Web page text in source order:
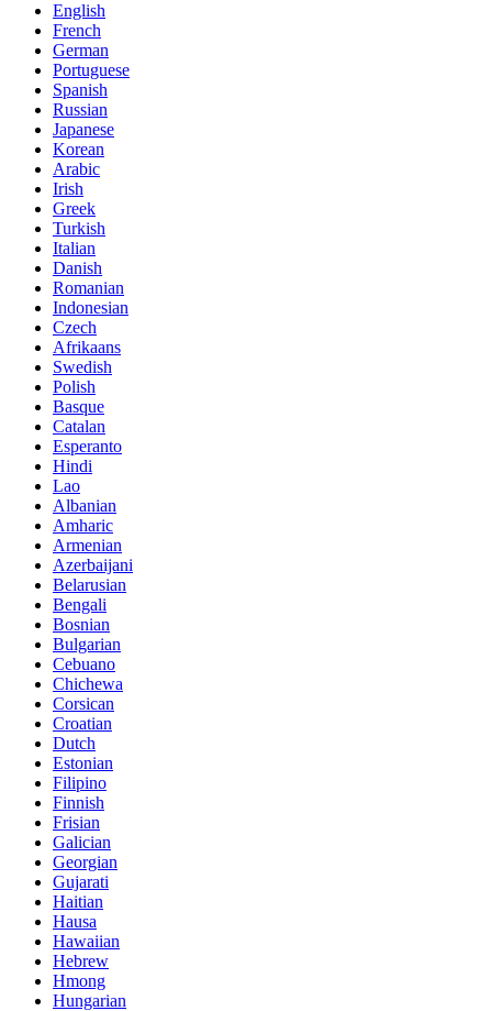
English
French
German
Portuguese
Spanish
Russian
Japanese
Korean
Arabic
Irish
Greek
Turkish
Italian
Danish
Romanian
Indonesian
Czech
Afrikaans
Swedish
Polish
Basque
Catalan
Esperanto
Hindi
Lao
Albanian
Amharic
Armenian
Azerbaijani
Belarusian
Bengali
Bosnian
Bulgarian
Cebuano
Chichewa
Corsican
Croatian
Dutch
Estonian
Filipino
Finnish
Frisian
Galician
Georgian
Gujarati
Haitian
Hausa
Hawaiian
Hebrew
Hmong
Hungarian